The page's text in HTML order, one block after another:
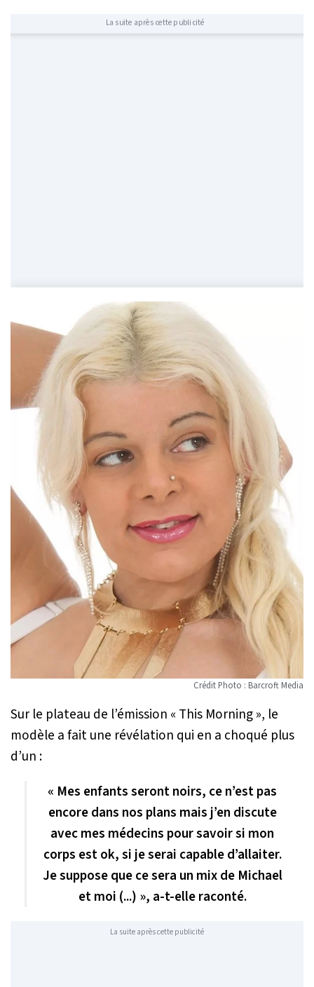
La suite après cette publicité
Crédit Photo : Barcroft Media
Sur le plateau de l’émission « This Morning », le
modèle a fait une révélation qui en a choqué plus
d’un :
« Mes enfants seront noirs, ce n’est pas
encore dans nos plans mais j’en discute
avec mes médecins pour savoir si mon
corps est ok, si je serai capable d’allaiter.
Je suppose que ce sera un mix de Michael
et moi (...) », a-t-elle raconté.
La suite après cette publicité